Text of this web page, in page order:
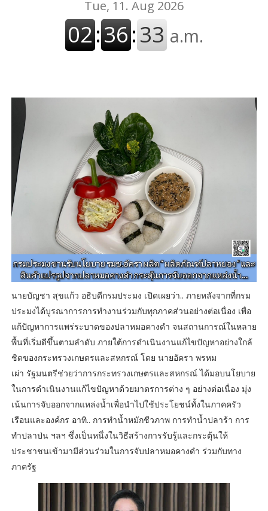
นายบัญชา สุขแก้ว อธิบดีกรมประมง เปิดเผยว่า.. ภายหลังจากที่กรม
ประมงได้บูรณาการการทำงานร่วมกับทุกภาคส่วนอย่างต่อเนื่อง เพื่อ
แก้ปัญหาการแพร่ระบาดของปลาหมอคางดำ จนสถานการณ์ในหลาย
พื้นที่เริ่มดีขึ้นตามลำดับ ภายใต้การดำเนินงานแก้ไขปัญหาอย่างใกล้
ชิดของกระทรวงเกษตรและสหกรณ์ โดย นายอัครา พรหม
เผ่า รัฐมนตรีช่วยว่าการกระทรวงเกษตรและสหกรณ์ ได้มอบนโยบาย
ในการดำเนินงานแก้ไขปัญหาด้วยมาตรการต่าง ๆ อย่างต่อเนื่อง มุ่ง
เน้นการจับออกจากแหล่งน้ำเพื่อนำไปใช้ประโยชน์ทั้งในภาคครัว
เรือนและองค์กร อาทิ.. การทำน้ำหมักชีวภาพ การทำน้ำปลาร้า การ
ทำปลาป่น ฯลฯ ซึ่งเป็นหนึ่งในวิธีสร้างการรับรู้และกระตุ้นให้
ประชาชนเข้ามามีส่วนร่วมในการจับปลาหมอคางดำ ร่วมกับทาง
ภาครัฐ